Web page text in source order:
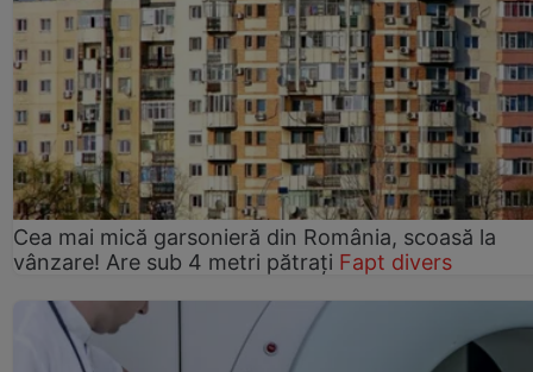
Cea mai mică garsonieră din România, scoasă la
vânzare! Are sub 4 metri pătrați Fapt divers